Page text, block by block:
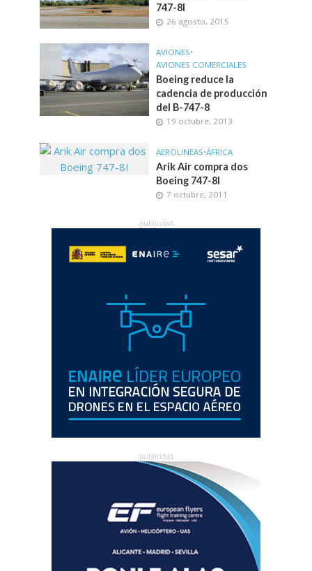
747-8I
26 agosto, 2015
AVIONES•
AVIONES COMERCIALES
Boeing reduce la
cadencia de producción
del B-747-8
19 octubre, 2013
AEROLINEAS•ÁFRICA
Arik Air compra dos
Boeing 747-8I
7 octubre, 2011